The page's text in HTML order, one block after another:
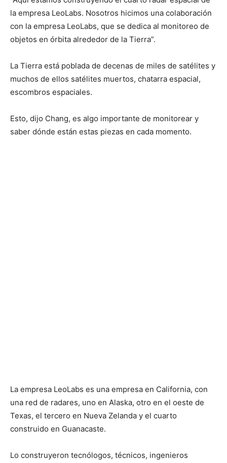
la empresa LeoLabs. Nosotros hicimos una colaboración
con la empresa LeoLabs, que se dedica al monitoreo de
objetos en órbita alrededor de la Tierra”.
La Tierra está poblada de decenas de miles de satélites y
muchos de ellos satélites muertos, chatarra espacial,
escombros espaciales.
Esto, dijo Chang, es algo importante de monitorear y
saber dónde están estas piezas en cada momento.
La empresa LeoLabs es una empresa en California, con
una red de radares, uno en Alaska, otro en el oeste de
Texas, el tercero en Nueva Zelanda y el cuarto
construido en Guanacaste.
Lo construyeron tecnólogos, técnicos, ingenieros